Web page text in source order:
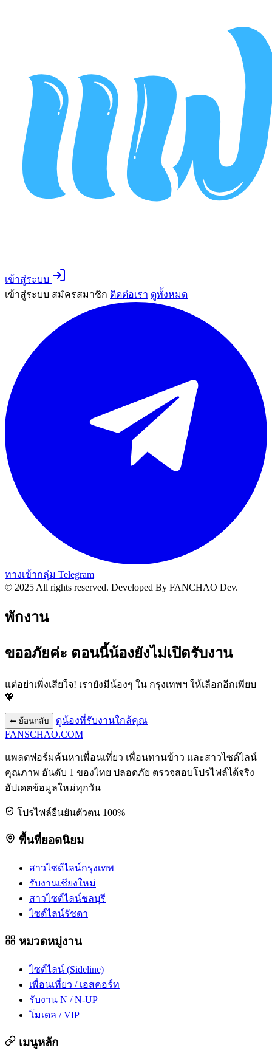
เข้าสู่ระบบ
เข้าสู่ระบบ สมัครสมาชิก ติดต่อเรา ดูทั้งหมด
ทางเข้ากลุ่ม Telegram
© 2025 All rights reserved. Developed By FANCHAO Dev.
พักงาน
ขออภัยค่ะ ตอนนี้น้องยังไม่เปิดรับงาน
แต่อย่าเพิ่งเสียใจ! เรายังมีน้องๆ ใน กรุงเทพฯ ให้เลือกอีกเพียบ
💖
⬅ ย้อนกลับ
ดูน้องที่รับงานใกล้คุณ
FANSCHAO.COM
แพลตฟอร์มค้นหาเพื่อนเที่ยว เพื่อนทานข้าว และสาวไซด์ไลน์
คุณภาพ อันดับ 1 ของไทย ปลอดภัย ตรวจสอบโปรไฟล์ได้จริง
อัปเดตข้อมูลใหม่ทุกวัน
โปรไฟล์ยืนยันตัวตน 100%
พื้นที่ยอดนิยม
สาวไซด์ไลน์กรุงเทพ
รับงานเชียงใหม่
สาวไซด์ไลน์ชลบุรี
ไซด์ไลน์รัชดา
หมวดหมู่งาน
ไซด์ไลน์ (Sideline)
เพื่อนเที่ยว / เอสคอร์ท
รับงาน N / N-UP
โมเดล / VIP
เมนูหลัก